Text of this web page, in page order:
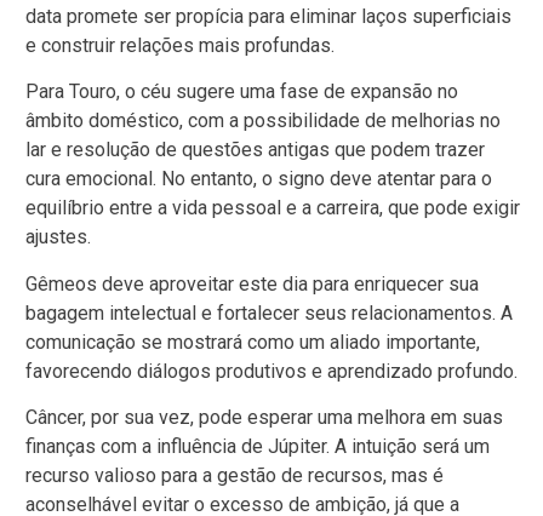
data promete ser propícia para eliminar laços superficiais
e construir relações mais profundas.
Para Touro, o céu sugere uma fase de expansão no
âmbito doméstico, com a possibilidade de melhorias no
lar e resolução de questões antigas que podem trazer
cura emocional. No entanto, o signo deve atentar para o
equilíbrio entre a vida pessoal e a carreira, que pode exigir
ajustes.
Gêmeos deve aproveitar este dia para enriquecer sua
bagagem intelectual e fortalecer seus relacionamentos. A
comunicação se mostrará como um aliado importante,
favorecendo diálogos produtivos e aprendizado profundo.
Câncer, por sua vez, pode esperar uma melhora em suas
finanças com a influência de Júpiter. A intuição será um
recurso valioso para a gestão de recursos, mas é
aconselhável evitar o excesso de ambição, já que a